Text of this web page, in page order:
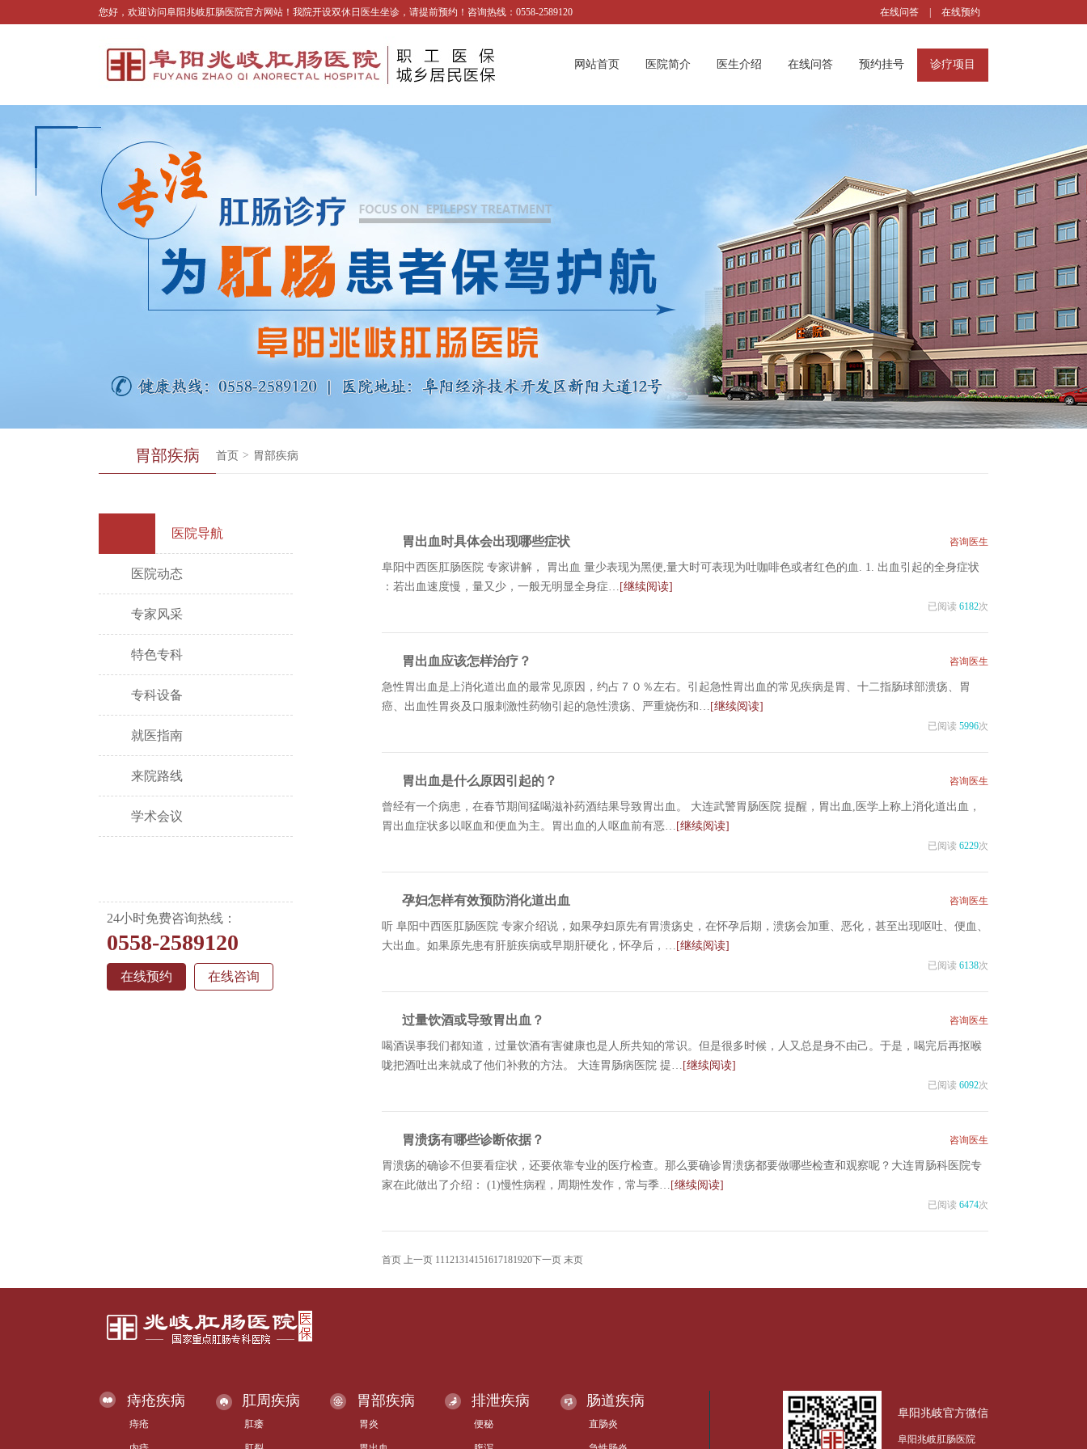
您好，欢迎访问阜阳兆岐肛肠医院官方网站！我院开设双休日医生坐诊，请提前预约！咨询热线：0558-2589120 在线问答 在线预约
网站首页 医院简介 医生介绍 在线问答 预约挂号 诊疗项目
胃部疾病 首页 > 胃部疾病
医院导航
医院动态
专家风采
特色专科
专科设备
就医指南
来院路线
学术会议
24小时免费咨询热线：
0558-2589120
在线预约 在线咨询
胃出血时具体会出现哪些症状 咨询医生
阜阳中西医肛肠医院 专家讲解， 胃出血 量少表现为黑便,量大时可表现为吐咖啡色或者红色的血. 1. 出血引起的全身症状
：若出血速度慢，量又少，一般无明显全身症… [继续阅读]
已阅读 6182次
胃出血应该怎样治疗？ 咨询医生
急性胃出血是上消化道出血的最常见原因，约占７０％左右。引起急性胃出血的常见疾病是胃、十二指肠球部溃疡、胃
癌、出血性胃炎及口服刺激性药物引起的急性溃疡、严重烧伤和… [继续阅读]
已阅读 5996次
胃出血是什么原因引起的？ 咨询医生
曾经有一个病患，在春节期间猛喝滋补药酒结果导致胃出血。 大连武警胃肠医院 提醒，胃出血,医学上称上消化道出血，
胃出血症状多以呕血和便血为主。胃出血的人呕血前有恶… [继续阅读]
已阅读 6229次
孕妇怎样有效预防消化道出血 咨询医生
听 阜阳中西医肛肠医院 专家介绍说，如果孕妇原先有胃溃疡史，在怀孕后期，溃疡会加重、恶化，甚至出现呕吐、便血、
大出血。如果原先患有肝脏疾病或早期肝硬化，怀孕后，… [继续阅读]
已阅读 6138次
过量饮酒或导致胃出血？ 咨询医生
喝酒误事我们都知道，过量饮酒有害健康也是人所共知的常识。但是很多时候，人又总是身不由己。于是，喝完后再抠喉
咙把酒吐出来就成了他们补救的方法。 大连胃肠病医院 提… [继续阅读]
已阅读 6092次
胃溃疡有哪些诊断依据？ 咨询医生
胃溃疡的确诊不但要看症状，还要依靠专业的医疗检查。那么要确诊胃溃疡都要做哪些检查和观察呢？大连胃肠科医院专
家在此做出了介绍： (1)慢性病程，周期性发作，常与季… [继续阅读]
已阅读 6474次
首页 上一页 11121314151617181920下一页 末页
痔疮疾病
痔疮
肛周疾病
肛瘘
胃部疾病
胃炎
排泄疾病
便秘
肠道疾病
直肠炎
阜阳兆岐官方微信
阜阳兆岐肛肠医院